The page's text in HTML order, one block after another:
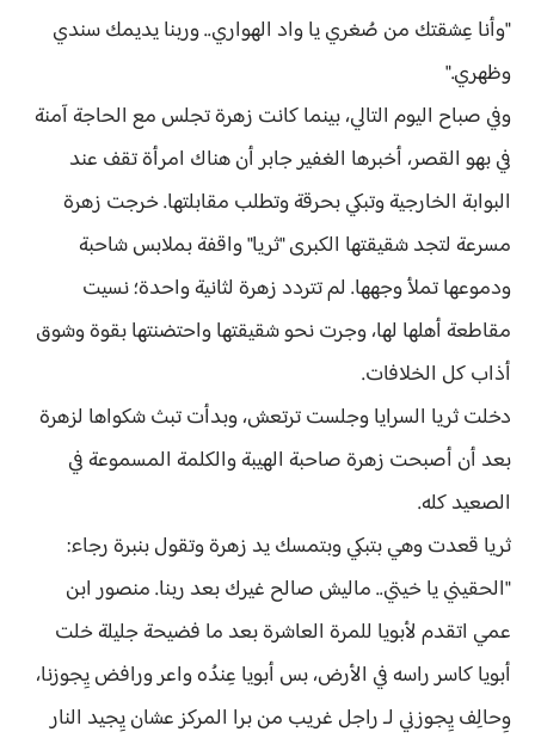
"وأنا عِشقتك من صُغري يا واد الهواري.. وربنا يديمك سندي
وظهري."
وفي صباح اليوم التالي، بينما كانت زهرة تجلس مع الحاجة آمنة
في بهو القصر، أخبرها الغفير جابر أن هناك امرأة تقف عند
البوابة الخارجية وتبكي بحرقة وتطلب مقابلتها. خرجت زهرة
مسرعة لتجد شقيقتها الكبرى "ثريا" واقفة بملابس شاحبة
ودموعها تملأ وجهها. لم تتردد زهرة لثانية واحدة؛ نسيت
مقاطعة أهلها لها، وجرت نحو شقيقتها واحتضنتها بقوة وشوق
أذاب كل الخلافات.
دخلت ثريا السرايا وجلست ترتعش، وبدأت تبث شكواها لزهرة
بعد أن أصبحت زهرة صاحبة الهيبة والكلمة المسموعة في
الصعيد كله.
ثريا قعدت وهي بتبكي وبتمسك يد زهرة وتقول بنبرة رجاء:
"الحقيني يا خيتي.. ماليش صالح غيرك بعد ربنا. منصور ابن
عمي اتقدم لأبويا للمرة العاشرة بعد ما فضيحة جليلة خلت
أبويا كاسر راسه في الأرض، بس أبويا عِندُه واعر ورافض يِجوزنا،
وِحالِف يِجوزني لـ راجل غريب من برا المركز عشان يِجيد النار